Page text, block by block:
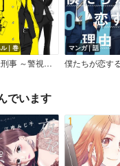
｜巻
神様刑事 ～警視庁犯罪被害者ケア係・神野現人の相棒～
マンガ｜話
でいます